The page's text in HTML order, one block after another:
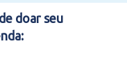
doar seu